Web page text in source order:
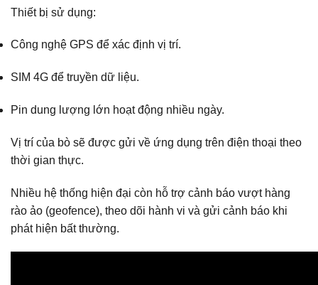
Thiết bị sử dụng:
Công nghệ GPS để xác định vị trí.
SIM 4G để truyền dữ liệu.
Pin dung lượng lớn hoạt động nhiều ngày.
Vị trí của bò sẽ được gửi về ứng dụng trên điện thoại theo
thời gian thực.
Nhiều hệ thống hiện đại còn hỗ trợ cảnh báo vượt hàng
rào ảo (geofence), theo dõi hành vi và gửi cảnh báo khi
phát hiện bất thường.